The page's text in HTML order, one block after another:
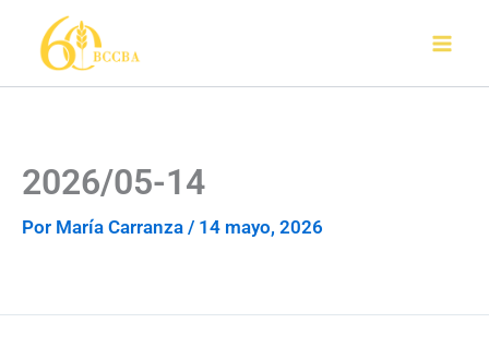
contenido
2026/05-14
Por María Carranza / 14 mayo, 2026